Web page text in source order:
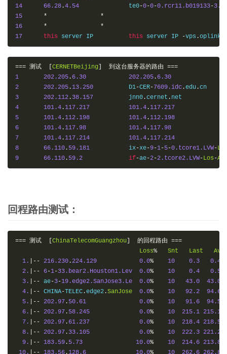
14
66.28 .4.54
      	te0
-0-0-0.rcr11.b019133-
15
*
*
16
*
*
17
this this server IP -vps .oplink
=== 测试 CERNETBeijing 到这台服务器的路由 ===
1
202.205 . 6.30 202.205 . 6.30
2
202.205 . 13.250
  	D1
-CER-7609.idc .edu .
3
202.112 . 38.157
  	jnn0
.cernet .
4
101.4 . 117.217 101.4 . 117.217
5
101.4 . 112.198 101.4 . 112.198
6
101.4 . 117.98 101.4 . 117.98
7
101.4 . 117.214 101.4 . 117.214
8
66.110 . 59.181
   	ix
-xe-9-1-5-0.tcore1.LVW-
9
66.110 . 59.2 if-ae-2-2.tcore2.LVW-Los -
回程路由测试：
=== 测试 ChinaTelecomGuangzhou 的回程路由 ===
Loss% Snt Last
Avg
1.
|-- 216.230 .224.129 0.0% 10 0.3
0.4
2.
|-- 6-1-33.bear2.Houston1.Lev 0.0% 10 0.4
0.5
3.
|-- ae-3-19.edge2.SanJose3.Le 0.0% 10 43.0
43.0
4.
|-- CHINA-TELEC .edge2 .SanJose 0.0% 10 92.2
94.6
5.
|-- 202.97 . 50.61 0.0% 10 91.6
94.5
6.
|-- 202.97 . 58.245 0.0% 10 215.1 215.1
7.
|-- 202.97 . 61.237 0.0% 10 218.4 218.5
8.
|-- 202.97 . 33.105 0.0% 10 222.3 221.2
9.
|-- 183.59 . 5.73 10.0% 10 214.6 213.8
10.
|-- 183.56 . 128.6 10.0% 10 262.6 262.8